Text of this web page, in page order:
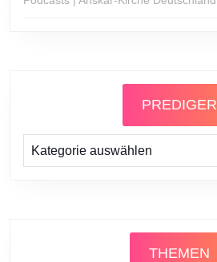
PREDIGER
Prediger
THEMEN